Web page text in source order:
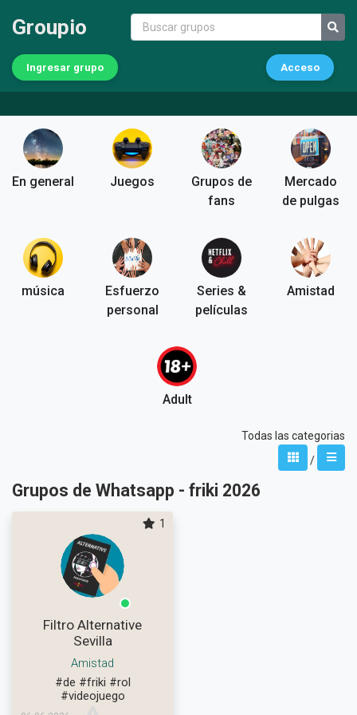
Groupio
Ingresar grupo Acceso
En general Juegos
Grupos de
fans
Mercado
de pulgas
música
Esfuerzo
personal
Series &
películas
Amistad
Adult
Todas las categorias
/
Grupos de Whatsapp - friki 2026
1
Filtro Alternative
Sevilla
Amistad
#de #friki #rol
#videojuego